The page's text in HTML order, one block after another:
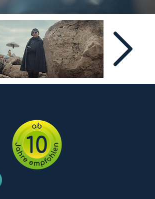
10